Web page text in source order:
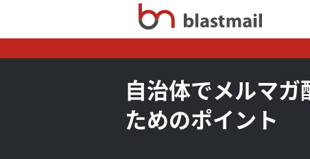
自治体でメルマ
ためのポイント